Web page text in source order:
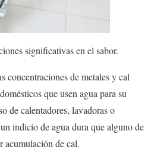
significativas en el sabor.
concentraciones de metales y cal
que usen agua para su
de calentadores, lavadoras o
indicio de agua dura que alguno de
acumulación de cal.